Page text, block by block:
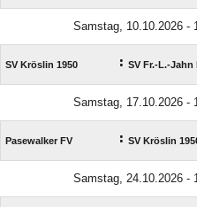
Samstag, 10.10.2026 -
SV Kröslin 1950 : SV Fr.-L.-
Samstag, 17.10.2026 -
Pasewalker FV : SV Kröslin
Samstag, 24.10.2026 -